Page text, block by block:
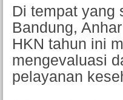
Di tempat yang
Bandung,
HKN tahun ini
mengevaluasi
pelayanan